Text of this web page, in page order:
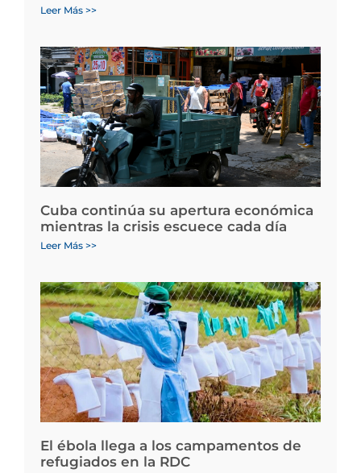
Leer Más >>
Cuba continúa su apertura económica
mientras la crisis escuece cada día
Leer Más >>
El ébola llega a los campamentos de
refugiados en la RDC